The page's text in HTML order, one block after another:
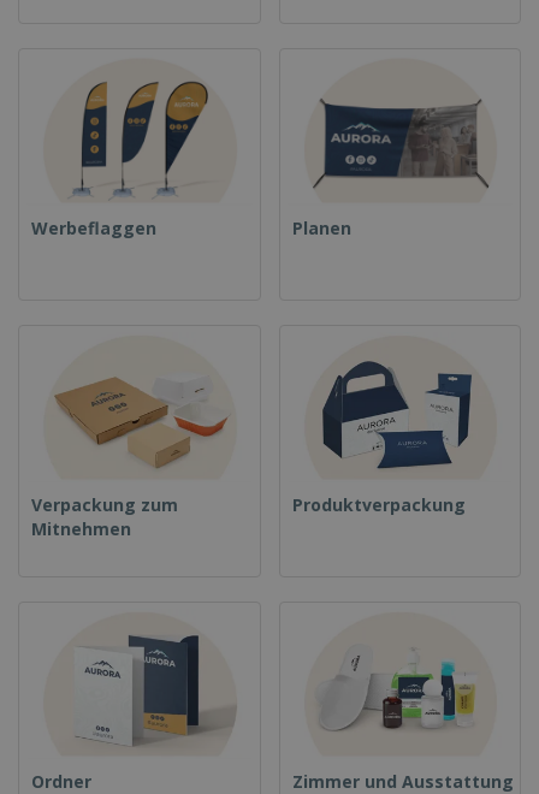
Werbeflaggen Planen
Verpackung zum
Mitnehmen
Produktverpackung
Ordner Zimmer und Ausstattung